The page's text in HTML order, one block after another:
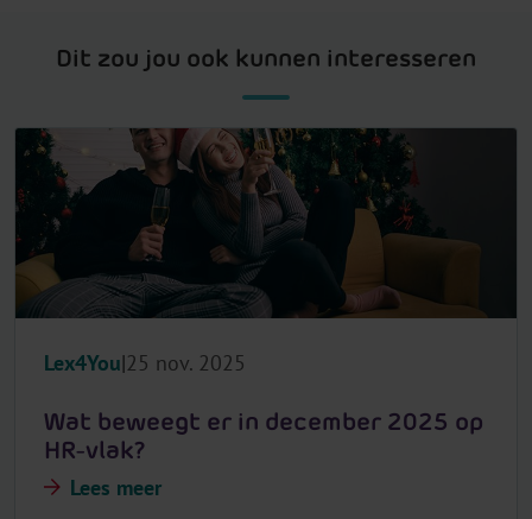
Dit zou jou ook kunnen interesseren
Lex4You 25 nov. 2025
Wat beweegt er in december 2025 op
HR-vlak?
Lees meer